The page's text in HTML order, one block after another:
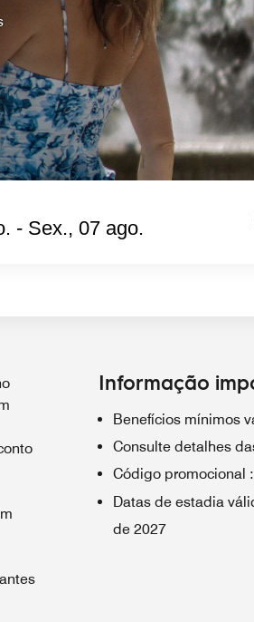
- Sex., 07 ago.
Informação
Benefícios mínimos
Consulte detalhes
Código promocional :
Datas de estadia
de 2027